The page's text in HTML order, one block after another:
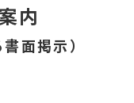
内
面掲示）